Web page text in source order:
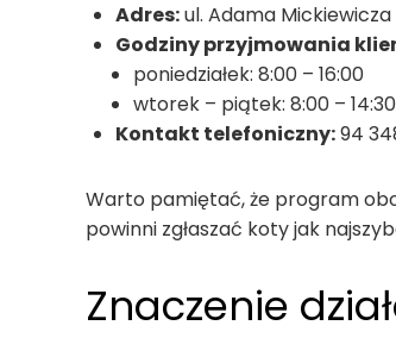
Adres:ul. Adama Mickiewicza
Godziny przyjmowania
poniedziałek: 8:00 – 16:00
wtorek – piątek: 8:00 – 14:30
Kontakt telefoniczny:94
Warto pamiętać, że program
powinni zgłaszać koty jak
Znaczenie